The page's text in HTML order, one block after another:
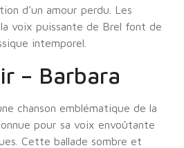
d’un amour perdu. Les
voix puissante de Brel font de
intemporel.
– Barbara
chanson emblématique de la
pour sa voix envoûtante
Cette ballade sombre et